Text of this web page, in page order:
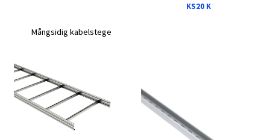
Mångsidig kabelstege
KS20 K